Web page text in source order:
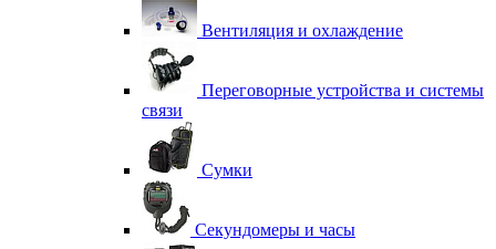
Вентиляция и охлаждение
Переговорные устройства и системы
связи
Сумки
Секундомеры и часы